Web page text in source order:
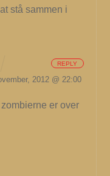
stå sammen i
2012 @ 22:00
er over
REPLY